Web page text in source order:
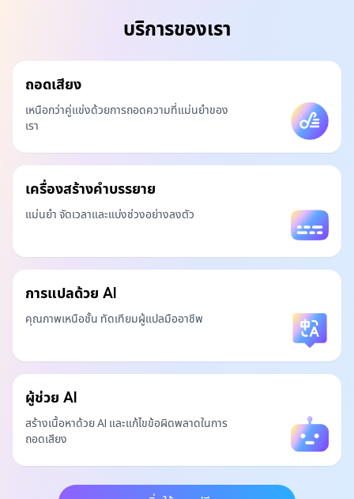
บริการของเรา
ถอดเสียง
เหนือกว่าคู่แข่งด้วยการถอดความที่แม่นยำของ
เรา
เครื่องสร้างคำบรรยาย
แม่นยำ จัดเวลาและแบ่งช่วงอย่างลงตัว
การแปลด้วย AI
คุณภาพเหนือชั้น ทัดเทียมผู้แปลมืออาชีพ
ผู้ช่วย AI
สร้างเนื้อหาด้วย AI และแก้ไขข้อผิดพลาดในการ
ถอดเสียง